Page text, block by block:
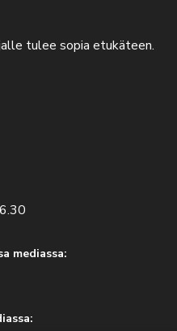
tulee sopia etukäteen.
mediassa: